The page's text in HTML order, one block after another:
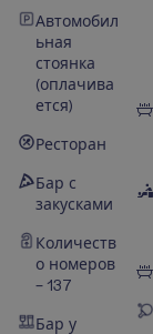
Автомобил
ьная
стоянка
(оплачива
ется)
Ресторан
Бар с
закусками
Количеств
о номеров
– 137
Бар у